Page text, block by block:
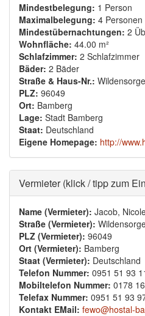
Mindestbelegung: 1 Person
Maximalbelegung: 4 Personen
Mindestübernachtungen: 2
Wohnfläche: 44.00 m²
Schlafzimmer: 2 Schlafzimmer
Bäder: 2 Bäder
Straße & Haus-Nr.:
PLZ: 96049
Ort: Bamberg
Lage: Stadt Bamberg
Staat: Deutschland
Eigene Homepage: http://
Ausblenden
Vermieter (klick / tipp zum
Name (Vermieter): Jacob,
Straße (Vermieter):
PLZ (Vermieter): 96049
Ort (Vermieter): Bamberg
Staat (Vermieter): Deutschland
Telefon Nummer: 0951 51 93
Mobiltelefon Nummer: 0178
Telefax Nummer: 0951 51 93
Kontakt EMail: fewo@hostal-